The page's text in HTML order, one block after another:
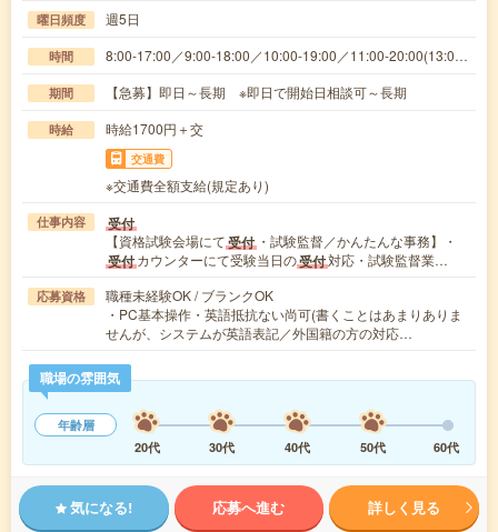
曜日頻度 週5日
時間 8:00-17:00／9:00-18:00／10:00-19:00／11:00-20:00(13:0…
期間 【急募】即日～長期 ※即日で開始日相談可～長期
時給 時給1700円＋交
交通費
※交通費全額支給(規定あり)
仕事内容 受付
【資格試験会場にて受付 ・試験監督／かんたんな事務】・
受付カウンターにて受験当日の受付対応・試験監督業…
応募資格
職種未経験OK / ブランクOK
・PC基本操作・英語抵抗ない尚可(書くことはあまりありま
せんが、システムが英語表記／外国籍の方の対応…
職場の雰囲気
年齢層
20代
30代 40代 50代 60代
気になる! 応募へ進む 詳しく見る